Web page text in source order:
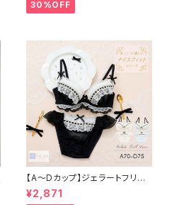
30%OFF
【A〜Dカップ】ジェラートフリル
レース ブラ＆ショーツ
¥2,871